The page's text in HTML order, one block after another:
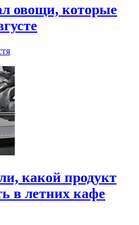
овощи, которые
какой продукт
в летних кафе